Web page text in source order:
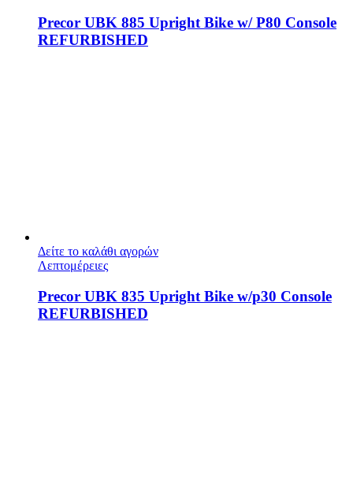
Precor UBK 885 Upright Bike w/ P80 Console
REFURBISHED
Δείτε το καλάθι αγορών
Λεπτομέρειες
Precor UBK 835 Upright Bike w/p30 Console
REFURBISHED